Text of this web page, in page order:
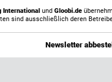
International und Gloobi.de
sind ausschließlich deren
Newsletter